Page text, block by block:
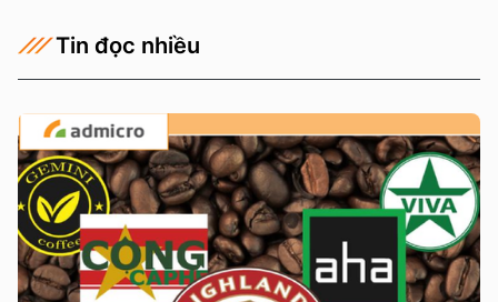
Tin đọc nhiều